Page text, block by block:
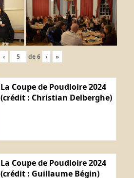
‹ de6 › »
La Coupe de Poudloire 2024
(crédit : Christian Delberghe)
La Coupe de Poudloire 2024
(crédit : Guillaume Bégin)